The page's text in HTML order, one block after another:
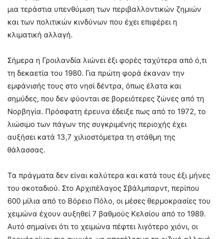
μια τεράστια υπενθύμιση των περιβαλλοντικών ζημιών
και των πολιτικών κινδύνων που έχει επιφέρει η
κλιματική αλλαγή.
Σήμερα η Γροιλανδία λιώνει έξι φορές ταχύτερα από ό,τι
τη δεκαετία του 1980. Για πρώτη φορά έκαναν την
εμφάνισής τους στο νησί δέντρα, όπως έλατα και
σημύδες, που δεν φύονται σε βορειότερες ζώνες από τη
Νορβηγία. Πρόσφατη έρευνα έδειξε πως από το 1972, το
λιώσιμο των πάγων της συγκριμένης περιοχής έχει
αυξήσει κατά 13,7 χιλιοστόμετρα τη στάθμη της
θάλασσας.
Τα πράγματα δεν είναι καλύτερα και κατά τους έξι μήνες
του σκοταδιού. Στο Αρχιπέλαγος Σβάλμπαρντ, περίπου
600 μίλια από το Βόρειο Πόλο, οι μέσες θερμοκρασίες του
χειμώνα έχουν αυξηθεί 7 βαθμούς Κελσίου από το 1989.
Αυτό σημαίνει ότι το χειμώνα πέφτει λιγότερο χιόνι, οι